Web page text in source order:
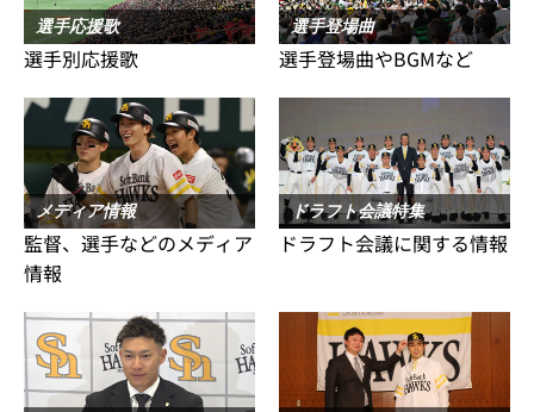
選手応援歌
選手別応援歌
選手登場曲
選手登場曲やBGMなど
メディア情報
監督、選手などのメディア
情報
ドラフト会議特集
ドラフト会議に関する情報